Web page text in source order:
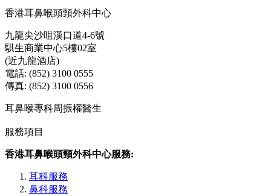
香港耳鼻喉頭頸外科中心
九龍尖沙咀漢口道4-6號
騏生商業中心5樓02室
(近九龍酒店)
電話: (852) 3100 0555
傳真: (852) 3100 0556
耳鼻喉專科周振權醫生
服務項目
香港耳鼻喉頭頸外科中心服務:
耳科服務
鼻科服務